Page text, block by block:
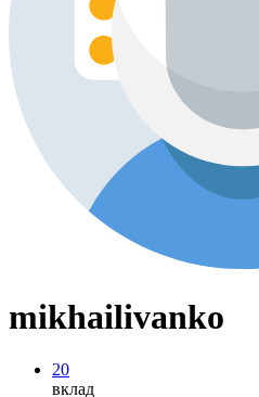
mikhailivanko
20
вклад